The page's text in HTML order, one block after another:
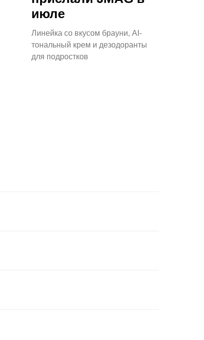
июле
Линейка со вкусом брауни, AI-
тональный крем и дезодоранты
для подростков